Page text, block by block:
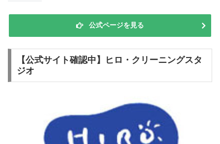
公式ページを見る
【公式サイト確認中】ヒロ・クリーニングスタ
ジオ